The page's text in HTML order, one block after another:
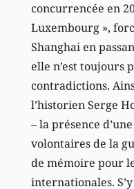
concurrencée en
Luxembourg »,
Shanghai en
elle n’est toujours
contradictions.
l’historien Serge
– la présence
volontaires de la
de mémoire pour
internationales.